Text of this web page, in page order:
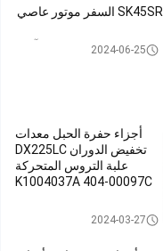
SK45SR السفر موتور عاصي
السفر موتور آسى2024-06-25
أجزاء حفرة الحبل معدات
تخفيض الدوران DX225LC
علبة التروس المتحركة
K1004037A 404-00097C
سوينغ علبة التروس2024-03-27